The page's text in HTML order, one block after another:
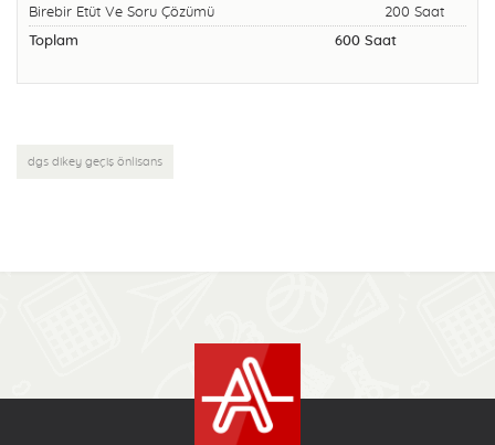
Birebir Etüt Ve Soru Çözümü
200 Saat
Toplam
600 Saat
dgs dikey geçiş önlisans